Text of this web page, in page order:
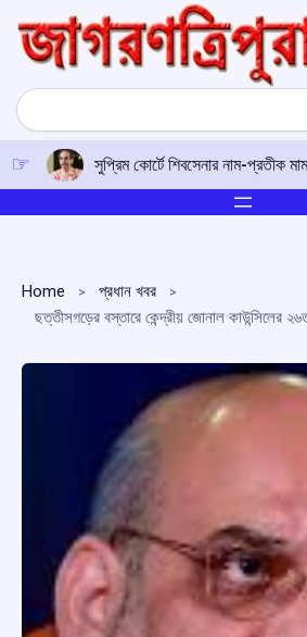
content
Search
সুপ্রিম কোর্টে শিবসেনার নাম-প্রতীক
Home
প্রধান খবর